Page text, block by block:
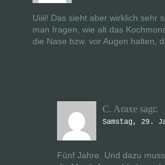
Uiiii! Das sieht aber wirklich sehr
man fragen, wie alt das
die Nase bzw. vor Augen halten,
C. Araxe sagt:
Samstag, 29.
Fünf Jahre. Und dazu